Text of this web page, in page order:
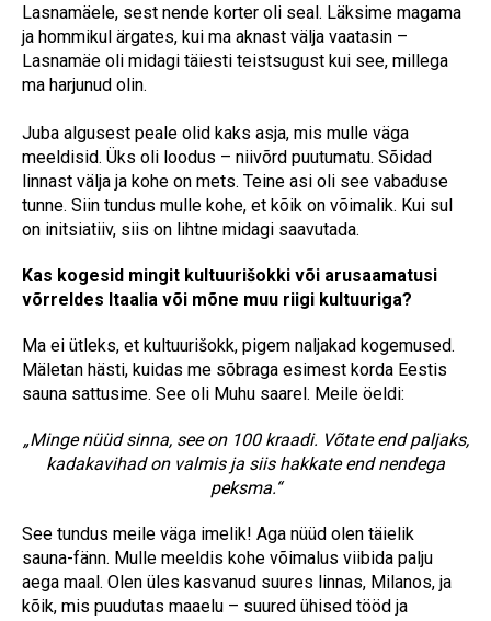
Lasnamäele, sest nende korter oli seal. Läksime magama
ja hommikul ärgates, kui ma aknast välja vaatasin –
Lasnamäe oli midagi täiesti teistsugust kui see, millega
ma harjunud olin.
Juba algusest peale olid kaks asja, mis mulle väga
meeldisid. Üks oli loodus – niivõrd puutumatu. Sõidad
linnast välja ja kohe on mets. Teine asi oli see vabaduse
tunne. Siin tundus mulle kohe, et kõik on võimalik. Kui sul
on initsiatiiv, siis on lihtne midagi saavutada.
Kas kogesid mingit kultuurišokki või arusaamatusi
võrreldes Itaalia või mõne muu riigi kultuuriga?
Ma ei ütleks, et kultuurišokk, pigem naljakad kogemused.
Mäletan hästi, kuidas me sõbraga esimest korda Eestis
sauna sattusime. See oli Muhu saarel. Meile öeldi:
„Minge nüüd sinna, see on 100 kraadi. Võtate end paljaks,
kadakavihad on valmis ja siis hakkate end nendega
peksma.“
See tundus meile väga imelik! Aga nüüd olen täielik
sauna-fänn. Mulle meeldis kohe võimalus viibida palju
aega maal. Olen üles kasvanud suures linnas, Milanos, ja
kõik, mis puudutas maaelu – suured ühised tööd ja